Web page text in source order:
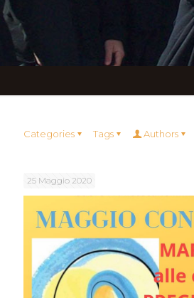
Categories Tags Authors
25 Maggio 2020